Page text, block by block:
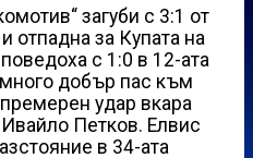
загуби с 3:1 от
отпадна за Купата на
с 1:0 в 12-ата
добър пас към
удар вкара
Петков. Елвис
в 34-ата